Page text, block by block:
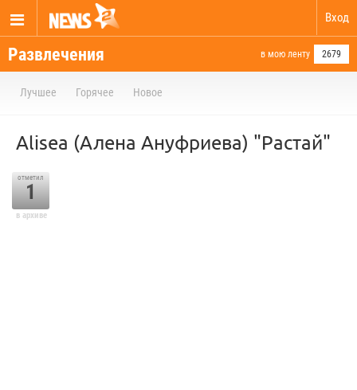
Вход
Развлечения в мою ленту 2679
Лучшее Горячее Новое
Alisea (Алена Ануфриева) "Растай"
отметил
1
в архиве